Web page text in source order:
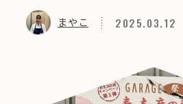
まやこ 2025.03.12